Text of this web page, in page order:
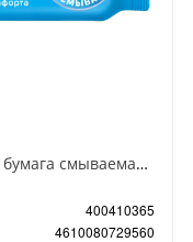
Smart Comfort Влажная туалетная бумага смываемая 80 шт
400410365
4610080729560